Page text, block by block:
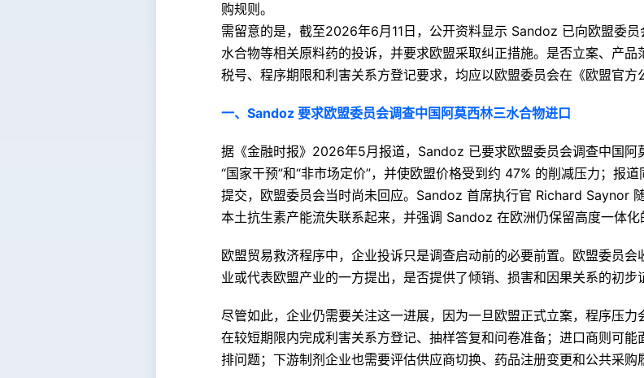
购规则。
需留意的是，截至2026年6月11日，公开资料显示 Sandoz 已向欧盟委
水合物等相关原料药的投诉，并要求欧盟采取纠正措施。是否立案、产
税号、程序期限和利害关系方登记要求，均应以欧盟委员会在《欧盟官方
一、Sandoz 要求欧盟委员会调查中国阿莫西林三水合物进口
据《金融时报》2026年5月报道，Sandoz 已要求欧盟委员会调查中国阿
“国家干预”和“非市场定价”，并使欧盟价格受到约 47% 的削减压力；报
提交，欧盟委员会当时尚未回应。Sandoz 首席执行官 Richard Saynor
本土抗生素产能流失联系起来，并强调 Sandoz 在欧洲仍保留高度一体化
欧盟贸易救济程序中，企业投诉只是调查启动前的必要前置。欧盟委员
业或代表欧盟产业的一方提出，是否提供了倾销、损害和因果关系的初步
尽管如此，企业仍需要关注这一进展，因为一旦欧盟正式立案，程序压
在较短期限内完成利害关系方登记、抽样答复和问卷准备；进口商则可
排问题；下游制剂企业也需要评估供应商切换、药品注册变更和公共采购